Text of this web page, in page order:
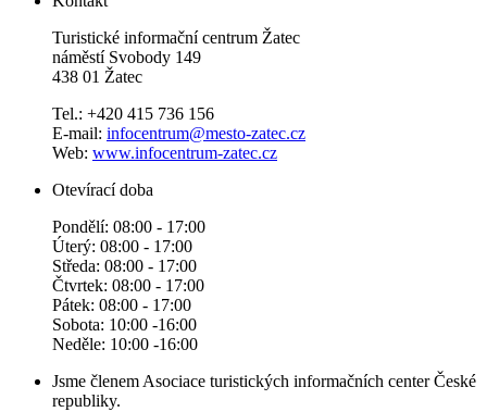
Turistické informační centrum Žatec
náměstí Svobody 149
438 01 Žatec
Tel.: +420 415 736 156
E-mail: infocentrum@mesto-zatec.cz
Web: www.infocentrum-zatec.cz
Otevírací doba
Pondělí: 08:00 - 17:00
Úterý: 08:00 - 17:00
Středa: 08:00 - 17:00
Čtvrtek: 08:00 - 17:00
Pátek: 08:00 - 17:00
Sobota: 10:00 -16:00
Neděle: 10:00 -16:00
Jsme členem Asociace turistických informačních center České
republiky.